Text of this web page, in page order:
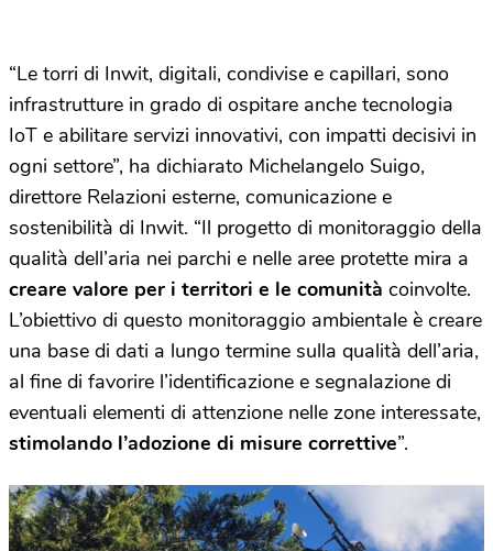
“Le torri di Inwit, digitali, condivise e capillari, sono
infrastrutture in grado di ospitare anche tecnologia
IoT e abilitare servizi innovativi, con impatti decisivi in
ogni settore”, ha dichiarato Michelangelo Suigo,
direttore Relazioni esterne, comunicazione e
sostenibilità di Inwit. “Il progetto di monitoraggio della
qualità dell’aria nei parchi e nelle aree protette mira a
creare valore per i territori e le comunità coinvolte.
L’obiettivo di questo monitoraggio ambientale è creare
una base di dati a lungo termine sulla qualità dell’aria,
al fine di favorire l’identificazione e segnalazione di
eventuali elementi di attenzione nelle zone interessate,
stimolando l’adozione di misure correttive”.